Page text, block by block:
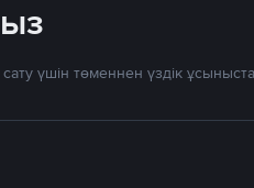
үшін төменнен үздік